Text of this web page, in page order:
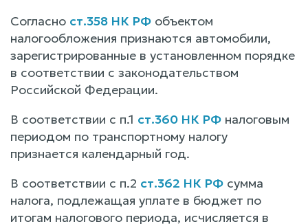
Согласно ст.358 НК РФ объектом
налогообложения признаются автомобили,
зарегистрированные в установленном порядке
в соответствии с законодательством
Российской Федерации.
В соответствии с п.1 ст.360 НК РФ налоговым
периодом по транспортному налогу
признается календарный год.
В соответствии с п.2 ст.362 НК РФ сумма
налога, подлежащая уплате в бюджет по
итогам налогового периода, исчисляется в